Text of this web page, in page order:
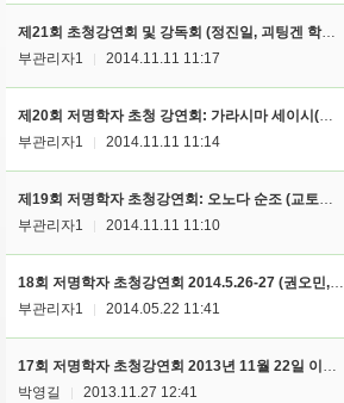
제21회 초청강연회 및 강독회 (정진일, 괴팅겐 학술원)
부관리자1
2014.11.11 11:17
제20회 저명학자 초청 강연회: 가라시마 세이시(辛島靜志
부관리자1
2014.11.11 11:14
제19회 저명학자 초청강연회: 오노다 순조 (교토불교대)
부관리자1
2014.11.11 11:10
18회 저명학자 초청강연회 2014.5.26-27 (권오민, 경상대 교수)
부관리자1
2014.05.22 11:41
17회 저명학자 초청강연회 2013년 11월 22일 이부키 아츠시, 장원량, 장펑레이
박영길
2013.11.27 12:41